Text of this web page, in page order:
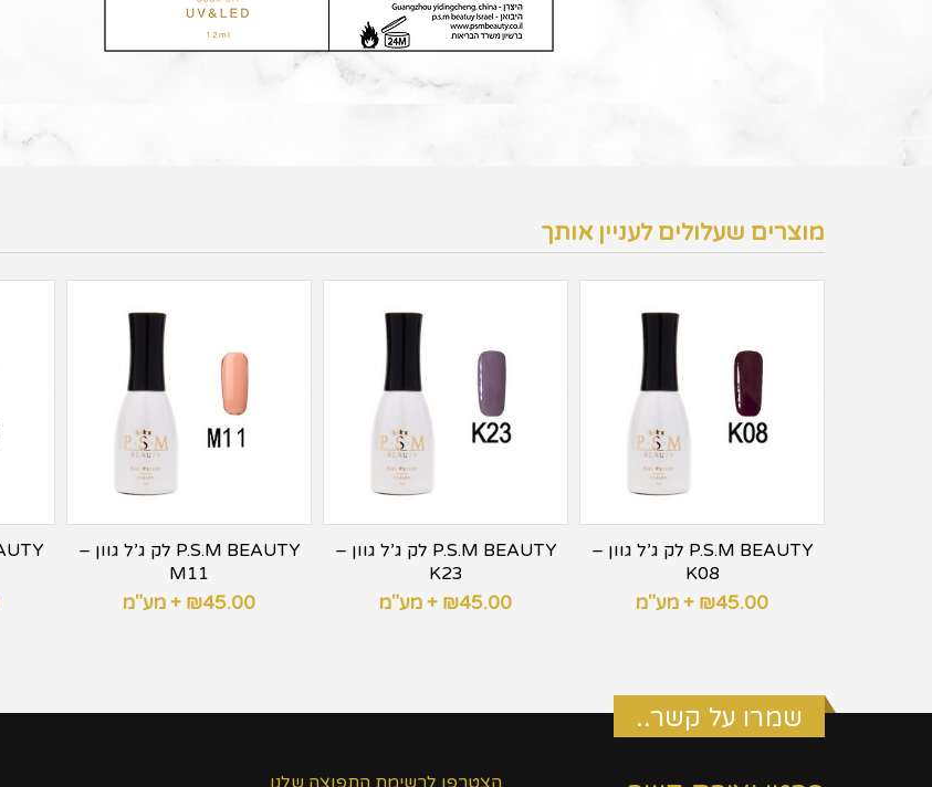
מוצרים שעלולים לעניין אותך
P.S.M BEAUTY לק ג’ל גוון –
K08
₪45.00 + מע"מ
P.S.M BEAUTY לק ג’ל גוון –
K23
₪45.00 + מע"מ
P.S.M BEAUTY לק ג’ל גוון –
M11
₪45.00 + מע"מ
שמרו על קשר..